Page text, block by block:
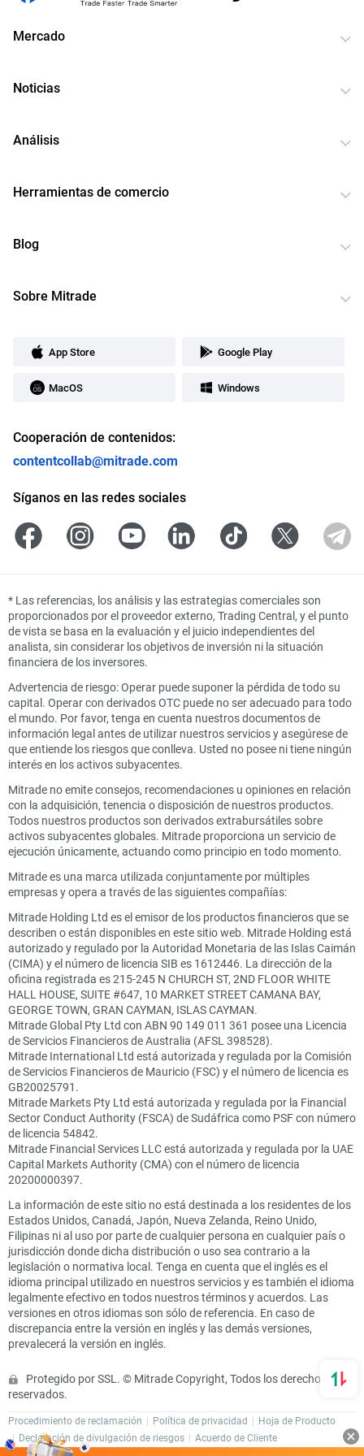
Mercado
Noticias
Análisis
Herramientas de comercio
Blog
Sobre Mitrade
App Store Google Play
MacOS Windows
Cooperación de contenidos:
contentcollab@mitrade.com
Síganos en las redes sociales
* Las referencias, los análisis y las estrategias comerciales son
proporcionados por el proveedor externo, Trading Central, y el punto
de vista se basa en la evaluación y el juicio independientes del
analista, sin considerar los objetivos de inversión ni la situación
financiera de los inversores.
Advertencia de riesgo: Operar puede suponer la pérdida de todo su
capital. Operar con derivados OTC puede no ser adecuado para todo
el mundo. Por favor, tenga en cuenta nuestros documentos de
información legal antes de utilizar nuestros servicios y asegúrese de
que entiende los riesgos que conlleva. Usted no posee ni tiene ningún
interés en los activos subyacentes.
Mitrade no emite consejos, recomendaciones u opiniones en relación
con la adquisición, tenencia o disposición de nuestros productos.
Todos nuestros productos son derivados extrabursátiles sobre
activos subyacentes globales. Mitrade proporciona un servicio de
ejecución únicamente, actuando como principio en todo momento.
Mitrade es una marca utilizada conjuntamente por múltiples
empresas y opera a través de las siguientes compañías:
Mitrade Holding Ltd es el emisor de los productos financieros que se
describen o están disponibles en este sitio web. Mitrade Holding está
autorizado y regulado por la Autoridad Monetaria de las Islas Caimán
(CIMA) y el número de licencia SIB es 1612446. La dirección de la
oficina registrada es 215-245 N CHURCH ST, 2ND FLOOR WHITE
HALL HOUSE, SUITE #647, 10 MARKET STREET CAMANA BAY,
GEORGE TOWN, GRAN CAYMAN, ISLAS CAYMAN.
Mitrade Global Pty Ltd con ABN 90 149 011 361 posee una Licencia
de Servicios Financieros de Australia (AFSL 398528).
Mitrade International Ltd está autorizada y regulada por la Comisión
de Servicios Financieros de Mauricio (FSC) y el número de licencia es
GB20025791.
Mitrade Markets Pty Ltd está autorizada y regulada por la Financial
Sector Conduct Authority (FSCA) de Sudáfrica como PSF con número
de licencia 54842.
Mitrade Financial Services LLC está autorizada y regulada por la UAE
Capital Markets Authority (CMA) con el número de licencia
20200000397.
La información de este sitio no está destinada a los residentes de los
Estados Unidos, Canadá, Japón, Nueva Zelanda, Reino Unido,
Filipinas ni al uso por parte de cualquier persona en cualquier país o
jurisdicción donde dicha distribución o uso sea contrario a la
legislación o normativa local. Tenga en cuenta que el inglés es el
idioma principal utilizado en nuestros servicios y es también el idioma
legalmente efectivo en todos nuestros términos y acuerdos. Las
versiones en otros idiomas son sólo de referencia. En caso de
discrepancia entre la versión en inglés y las demás versiones,
prevalecerá la versión en inglés.
Protegido por SSL. © Mitrade Copyright, Todos los derechos
reservados.
Procedimiento de reclamación Política de privacidad
Hoja de Producto
Declaración de divulgación de riesgos
Acuerdo de Cliente